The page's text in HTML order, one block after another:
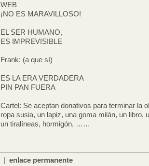
WEB
¡NO ES MARAVILLOSO!
EL SER HUMANO,
ES IMPREVISIBLE
Frank: (a que sí)
ES LA ERA VERDADERA
PIN PAN FUERA
Cartel: Se aceptan donativos para terminar la
ropa susia, un lapiz, una goma milán, un libro,
un tiralíneas, hormigón, ……
| enlace permanente